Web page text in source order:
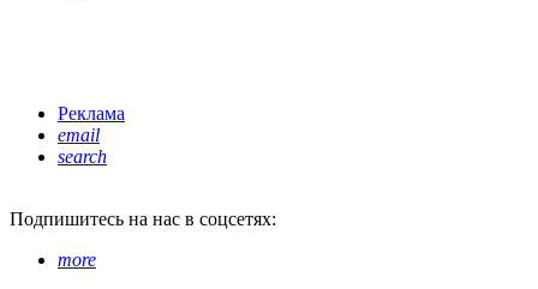
Реклама
email
search
Подпишитесь на нас в соцсетях:
more